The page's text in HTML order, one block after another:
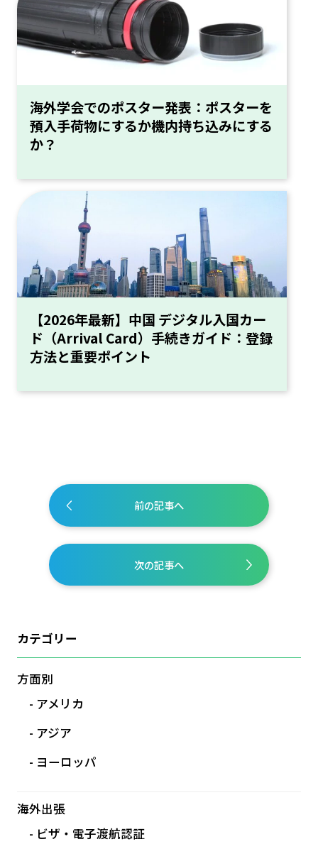
海外学会でのポスター発表：ポスターを
預入手荷物にするか機内持ち込みにする
か？
【2026年最新】中国 デジタル入国カー
ド（Arrival Card）手続きガイド：登録
方法と重要ポイント
前の記事へ
次の記事へ
カテゴリー
方面別
アメリカ
アジア
ヨーロッパ
海外出張
ビザ・電子渡航認証